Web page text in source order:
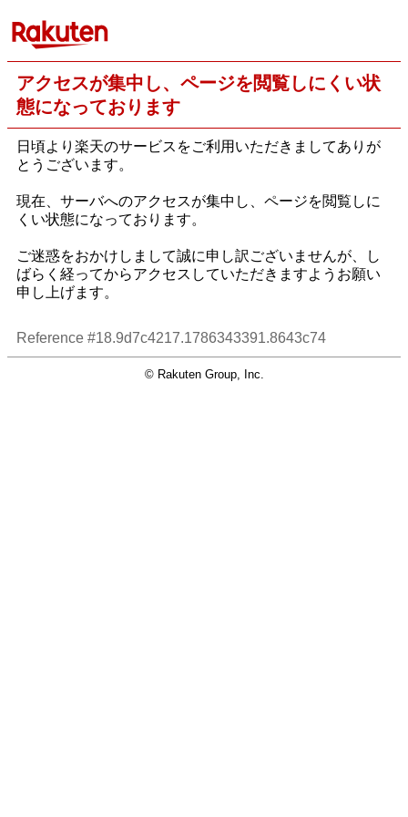
アクセスが集中し、ページを閲覧しにくい状
態になっております
日頃より楽天のサービスをご利用いただきましてありが
とうございます。
現在、サーバへのアクセスが集中し、ページを閲覧しに
くい状態になっております。
ご迷惑をおかけしまして誠に申し訳ございませんが、し
ばらく経ってからアクセスしていただきますようお願い
申し上げます。
Reference #18.9d7c4217.1786343391.8643c74
© Rakuten Group, Inc.